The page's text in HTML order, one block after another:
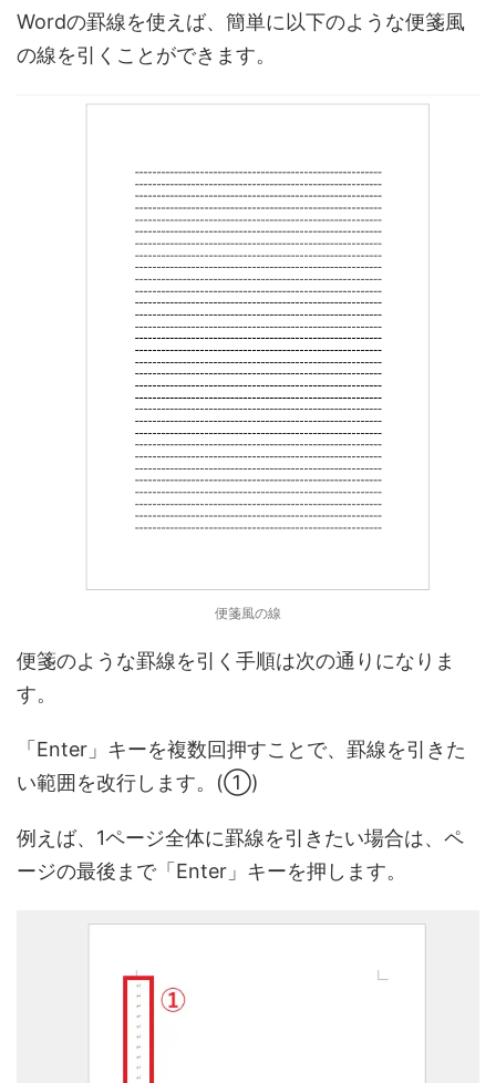
Wordの罫線を使えば、簡単に以下のような便箋風
の線を引くことができます。
便箋風の線
便箋のような罫線を引く手順は次の通りになりま
す。
「Enter」キーを複数回押すことで、罫線を引きた
い範囲を改行します。(①)
例えば、1ページ全体に罫線を引きたい場合は、ペ
ージの最後まで「Enter」キーを押します。